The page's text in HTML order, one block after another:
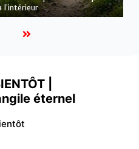
de l’intérieur
|
éternel